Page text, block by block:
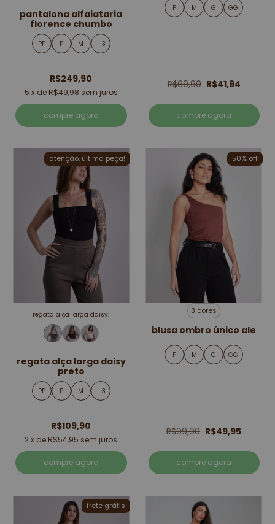
pantalona alfaiataria
florence chumbo
PP P M + 3
R$249,90
5 x de R$49,98 sem juros
compre agora
P M G GG
R$69,90 R$41,94
compre agora
atenção, última peça!
regata alça larga daisy:
regata alça larga daisy
preto
PP P M + 3
R$109,90
2x de R$54,95 sem juros
compre agora
50% off
3 cores
blusa ombro único ale
P M G GG
R$99,90 R$49,95
compre agora
frete grátis